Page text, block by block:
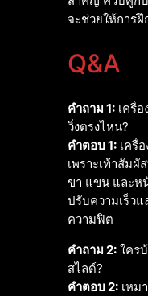
จะช่วยให้การ
Q&A
คำถาม 1:เครื่อ
วิ่งตรงไหน?
คำตอบ 1:เครื่อ
เพราะเท้าสัมผั
ขา แขน และห
ปรับความเร็ว
ความฟิต
คำถาม 2:ใครบ้
สไลด์?
คำตอบ 2:เหม